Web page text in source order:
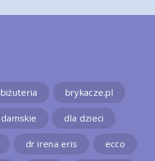
biżuteria brykacze.pl
damskie dla dzieci
dr irena eris ecco